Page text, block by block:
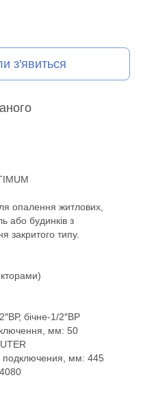
з'явиться
опалення житлових,
або будинків з
закритого типу.
бічне-1/2″ВР
мм: 50
подключения, мм: 445